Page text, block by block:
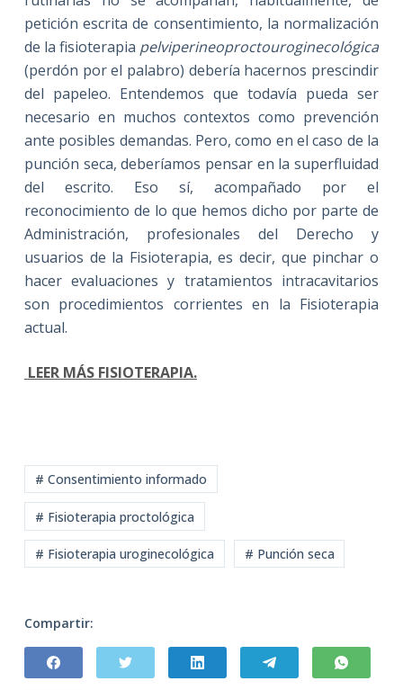
petición escrita de consentimiento, la normalización
de la fisioterapia pelviperineoproctouroginecológica
(perdón por el palabro) debería hacernos prescindir
del papeleo. Entendemos que todavía pueda ser
necesario en muchos contextos como prevención
ante posibles demandas. Pero, como en el caso de la
punción seca, deberíamos pensar en la superfluidad
del escrito. Eso sí, acompañado por el
reconocimiento de lo que hemos dicho por parte de
Administración, profesionales del Derecho y
usuarios de la Fisioterapia, es decir, que pinchar o
hacer evaluaciones y tratamientos intracavitarios
son procedimientos corrientes en la Fisioterapia
actual.
LEER MÁS FISIOTERAPIA.
# Consentimiento informado
# Fisioterapia proctológica
# Fisioterapia uroginecológica # Punción seca
Compartir: